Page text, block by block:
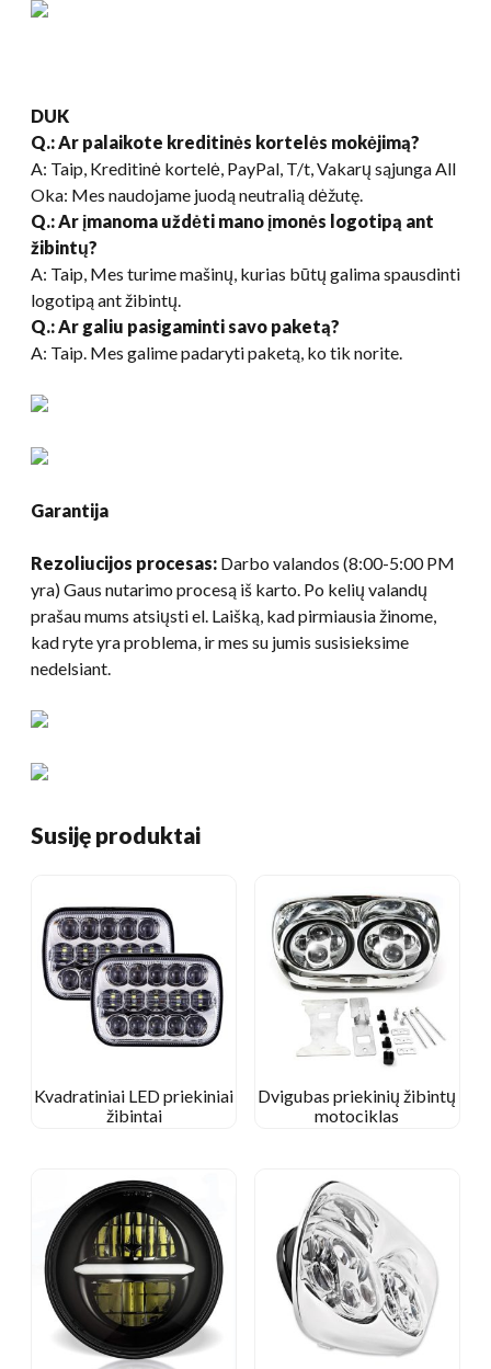
DUK
Q.: Ar palaikote kreditinės kortelės mokėjimą?
A: Taip, Kreditinė kortelė, PayPal, T/t, Vakarų sąjunga All
Oka: Mes naudojame juodą neutralią dėžutę.
Q.: Ar įmanoma uždėti mano įmonės logotipą ant
žibintų?
A: Taip, Mes turime mašinų, kurias būtų galima spausdinti
logotipą ant žibintų.
Q.: Ar galiu pasigaminti savo paketą?
A: Taip. Mes galime padaryti paketą, ko tik norite.
Garantija
Rezoliucijos procesas: Darbo valandos (8:00-5:00 PM
yra) Gaus nutarimo procesą iš karto. Po kelių valandų
prašau mums atsiųsti el. Laišką, kad pirmiausia žinome,
kad ryte yra problema, ir mes su jumis susisieksime
nedelsiant.
Susiję produktai
Kvadratiniai LED priekiniai
žibintai
Dvigubas priekinių žibintų
motociklas